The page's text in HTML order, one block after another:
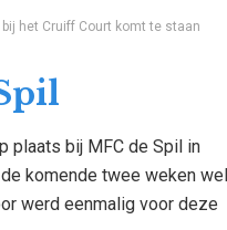
het Cruiff Court komt te staan
plaats bij MFC de Spil in
komende twee weken wel
werd eenmalig voor deze